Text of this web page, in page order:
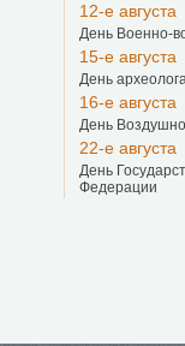
12-е августа
День Военно-
15-е августа
День
16-е августа
День
22-е августа
День
Федерации